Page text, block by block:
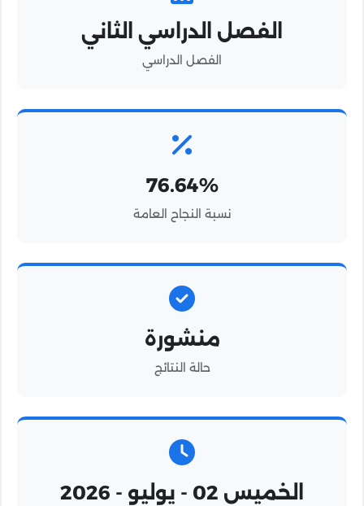
الفصل الدراسي الثاني
الفصل الدراسي
76.64%
نسبة النجاح العامة
منشورة
حالة النتائج
الخميس 02 - يوليو - 2026